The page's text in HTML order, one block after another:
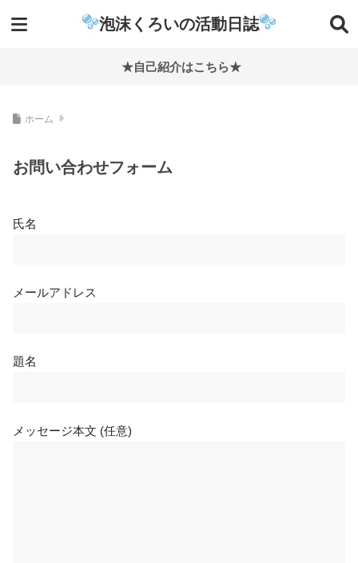
泡沫くろいの活動日誌
★自己紹介はこちら★
ホーム
お問い合わせフォーム
氏名
メールアドレス
題名
メッセージ本文 (任意)